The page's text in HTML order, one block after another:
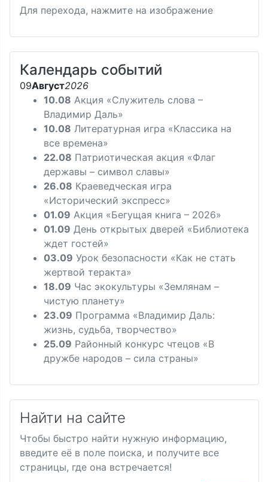
Для перехода, нажмите на изображение
Календарь событий
09Август2026
10.08 Акция «Служитель слова –
Владимир Даль»
10.08 Литературная игра «Классика на
все времена»
22.08 Патриотическая акция «Флаг
державы – символ славы»
26.08 Краеведческая игра
«Исторический экспресс»
01.09 Акция «Бегущая книга – 2026»
01.09 День открытых дверей «Библиотека
ждет гостей»
03.09 Урок безопасности «Как не стать
жертвой теракта»
18.09 Час экокультуры «Землянам –
чистую планету»
23.09 Программа «Владимир Даль:
жизнь, судьба, творчество»
25.09 Районный конкурс чтецов «В
дружбе народов – сила страны»
Найти на сайте
Чтобы быстро найти нужную информацию,
введите её в поле поиска, и получите все
страницы, где она встречается!